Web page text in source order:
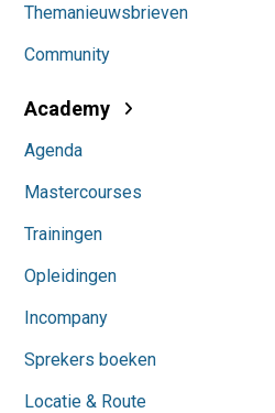
Themanieuwsbrieven
Community
Academy
Agenda
Mastercourses
Trainingen
Opleidingen
Incompany
Sprekers boeken
Locatie & Route